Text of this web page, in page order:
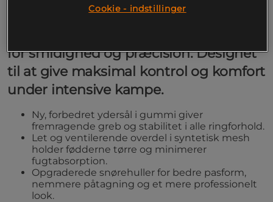
Bli hurtigere i ringen med Nike
for smidighed og præcision. Designet
til at give maksimal kontrol og komfort
under intensive kampe.
Ny, forbedret ydersål i gummi giver
fremragende greb og stabilitet i alle ringforhold.
Let og ventilerende overdel i syntetisk mesh
holder fødderne tørre og minimerer
fugtabsorption.
Opgraderede snørehuller for bedre pasform,
nemmere påtagning og et mere professionelt
look.
Cookie - indstillinger